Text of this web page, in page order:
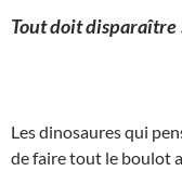
Tout doit disparaître
Les dinosaures qui
de faire tout le boulot